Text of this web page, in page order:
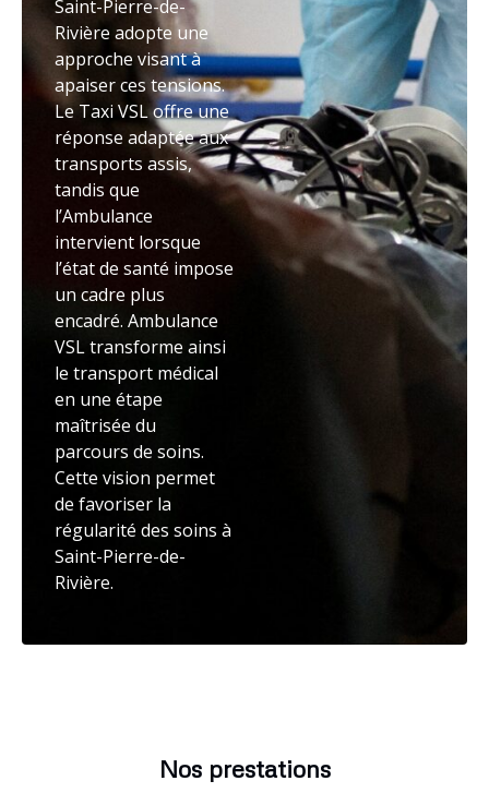
Saint-Pierre-de-
Rivière adopte une
approche visant à
apaiser ces tensions.
Le Taxi VSL offre une
réponse adaptée aux
transports assis,
tandis que
l’Ambulance
intervient lorsque
l’état de santé impose
un cadre plus
encadré. Ambulance
VSL transforme ainsi
le transport médical
en une étape
maîtrisée du
parcours de soins.
Cette vision permet
de favoriser la
régularité des soins à
Saint-Pierre-de-
Rivière.
Nos prestations